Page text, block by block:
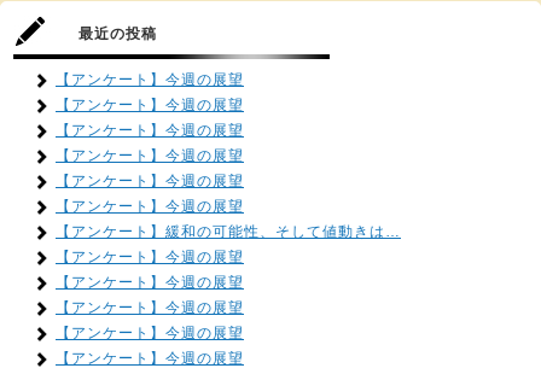
最近の投稿
【アンケート】今週の展望
【アンケート】今週の展望
【アンケート】今週の展望
【アンケート】今週の展望
【アンケート】今週の展望
【アンケート】今週の展望
【アンケート】緩和の可能性、そして値動きは…
【アンケート】今週の展望
【アンケート】今週の展望
【アンケート】今週の展望
【アンケート】今週の展望
【アンケート】今週の展望